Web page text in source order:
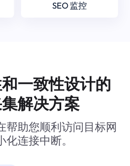
SEO 监控
一致性设计的
解决方案
帮助您顺利访问目标网
化连接中断。